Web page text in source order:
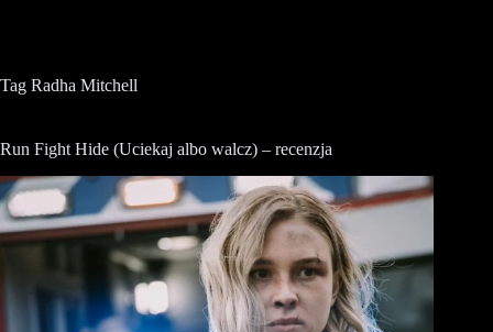
Tag Radha Mitchell
Run Fight Hide (Uciekaj albo walcz) – recenzja